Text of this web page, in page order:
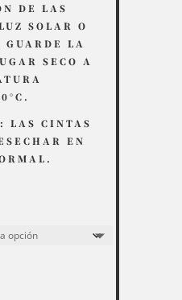
DE LAS
SOLAR O
LA
SECO A
LAS CINTAS
EN